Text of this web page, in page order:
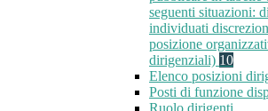
seguenti situazioni:
individuati
posizione
dirigenziali) 10
Elenco posizioni
Posti di funzione